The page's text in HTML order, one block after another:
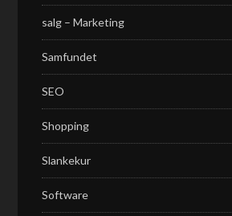
salg – Marketing
Samfundet
SEO
Shopping
Slankekur
Software